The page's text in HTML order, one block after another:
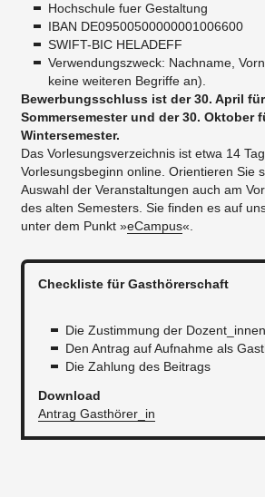
Hochschule fuer Gestaltung
IBAN ​DE09500500000001006600
SWIFT-BIC HELADEFF
Verwendungszweck: Nachname,
keine weiteren Begriffe an).
Bewerbungsschluss ist der 30. April
Sommersemester und der 30. Oktober
Wintersemester.
Das Vorlesungsverzeichnis ist etwa 14
Vorlesungsbeginn online. Orientieren Sie
Auswahl der Veranstaltungen auch am
des alten Semesters. Sie finden es auf
unter dem Punkt »eCampus«.
Checkliste für Gasthörerschaft
Die Zustimmung der Dozent_innen
Den Antrag auf Aufnahme als
Die Zahlung des Beitrags
Download
Antrag Gasthörer_in